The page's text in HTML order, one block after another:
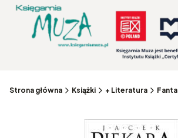
Strona główna Książki + Literatura